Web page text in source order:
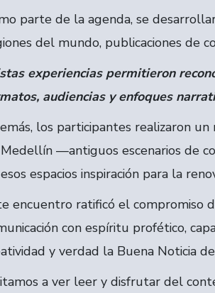
parte de la agenda, se
del mundo, publicaciones de
experiencias permitieron
audiencias y enfoques
los participantes realizaron
—antiguos escenarios de
espacios inspiración para la
encuentro ratificó el compromiso
con espíritu profético,
y verdad la Buena Noticia
a ver leer y disfrutar del